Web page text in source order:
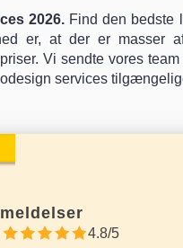
2026.Find den bedste
er, at der er masser
Vi sendte vores
services
4.8/5